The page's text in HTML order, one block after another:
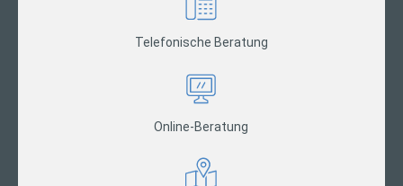
Telefonische Beratung
Online-Beratung